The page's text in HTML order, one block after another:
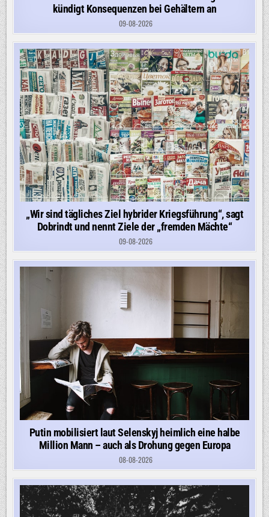
kündigt Konsequenzen bei Gehältern an
09-08-2026
„Wir sind tägliches Ziel hybrider Kriegsführung“, sagt
Dobrindt und nennt Ziele der „fremden Mächte“
09-08-2026
Putin mobilisiert laut Selenskyj heimlich eine halbe
Million Mann – auch als Drohung gegen Europa
08-08-2026